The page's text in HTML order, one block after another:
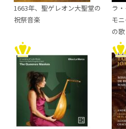
1663年、聖ゲレオン大聖堂の
祝祭音楽
ラ
モ
の